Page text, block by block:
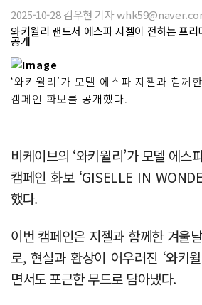
2025-10-28 김우현 기자
와키윌리 랜드서 에스파 지젤이 전하는 프리
공개
‘와키윌리’가 모델 에스파 지젤과 함께
캠페인 화보를 공개했다.
비케이브의 ‘와키윌리’가 모델 에스
캠페인 화보 ‘GISELLE IN
했다.
이번 캠페인은 지젤과 함께한 겨울
로, 현실과 환상이 어우러진 ‘와키
면서도 포근한 무드로 담아냈다.